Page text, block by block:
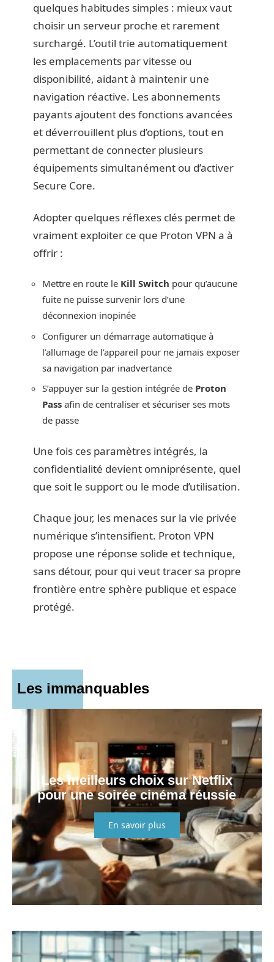
quelques habitudes simples : mieux vaut
choisir un serveur proche et rarement
surchargé. L’outil trie automatiquement
les emplacements par vitesse ou
disponibilité, aidant à maintenir une
navigation réactive. Les abonnements
payants ajoutent des fonctions avancées
et déverrouillent plus d’options, tout en
permettant de connecter plusieurs
équipements simultanément ou d’activer
Secure Core.
Adopter quelques réflexes clés permet de
vraiment exploiter ce que Proton VPN a à
offrir :
Mettre en route le Kill Switch pour qu’aucune
fuite ne puisse survenir lors d’une
déconnexion inopinée
Configurer un démarrage automatique à
l’allumage de l’appareil pour ne jamais exposer
sa navigation par inadvertance
S’appuyer sur la gestion intégrée de Proton
Pass afin de centraliser et sécuriser ses mots
de passe
Une fois ces paramètres intégrés, la
confidentialité devient omniprésente, quel
que soit le support ou le mode d’utilisation.
Chaque jour, les menaces sur la vie privée
numérique s’intensifient. Proton VPN
propose une réponse solide et technique,
sans détour, pour qui veut tracer sa propre
frontière entre sphère publique et espace
protégé.
Les immanquables
Les meilleurs choix sur Netflix
pour une soirée cinéma réussie
En savoir plus